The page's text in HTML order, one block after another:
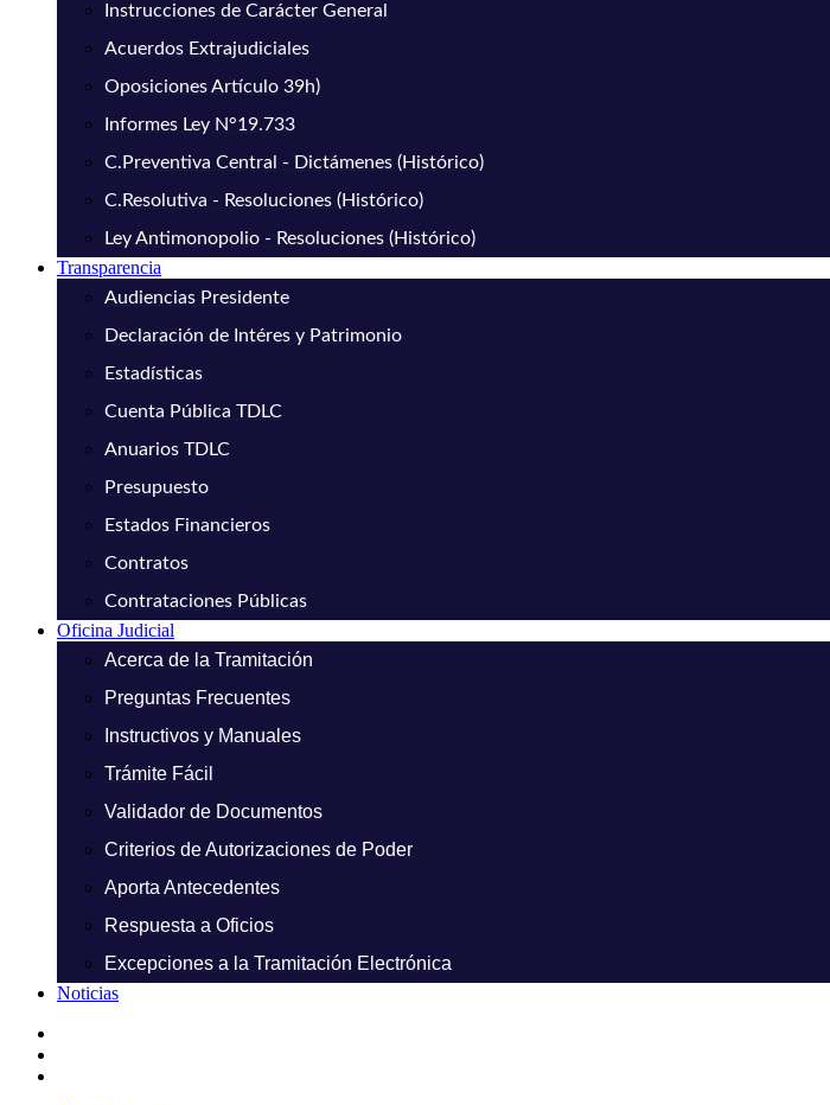
Instrucciones de Carácter General
Acuerdos Extrajudiciales
Oposiciones Artículo 39h)
Informes Ley N°19.733
C.Preventiva Central - Dictámenes (Histórico)
C.Resolutiva - Resoluciones (Histórico)
Ley Antimonopolio - Resoluciones (Histórico)
Transparencia
Audiencias Presidente
Declaración de Intéres y Patrimonio
Estadísticas
Cuenta Pública TDLC
Anuarios TDLC
Presupuesto
Estados Financieros
Contratos
Contrataciones Públicas
Oficina Judicial
Acerca de la Tramitación
Preguntas Frecuentes
Instructivos y Manuales
Trámite Fácil
Validador de Documentos
Criterios de Autorizaciones de Poder
Aporta Antecedentes
Respuesta a Oficios
Excepciones a la Tramitación Electrónica
Noticias